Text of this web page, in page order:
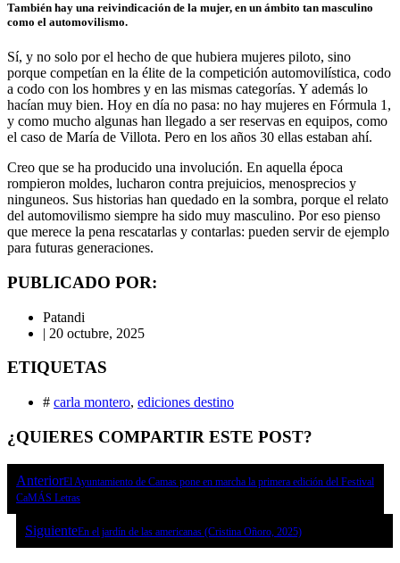
También hay una reivindicación de la mujer, en un ámbito tan masculino
como el automovilismo.
Sí, y no solo por el hecho de que hubiera mujeres piloto, sino
porque competían en la élite de la competición automovilística, codo
a codo con los hombres y en las mismas categorías. Y además lo
hacían muy bien. Hoy en día no pasa: no hay mujeres en Fórmula 1,
y como mucho algunas han llegado a ser reservas en equipos, como
el caso de María de Villota. Pero en los años 30 ellas estaban ahí.
Creo que se ha producido una involución. En aquella época
rompieron moldes, lucharon contra prejuicios, menosprecios y
ninguneos. Sus historias han quedado en la sombra, porque el relato
del automovilismo siempre ha sido muy masculino. Por eso pienso
que merece la pena rescatarlas y contarlas: pueden servir de ejemplo
para futuras generaciones.
PUBLICADO POR:
Patandi
| 20 octubre, 2025
ETIQUETAS
# carla montero, ediciones destino
¿QUIERES COMPARTIR ESTE POST?
AnteriorEl Ayuntamiento de Camas pone en marcha la primera edición del Festival
CaMÁS Letras
SiguienteEn el jardín de las americanas (Cristina Oñoro, 2025)